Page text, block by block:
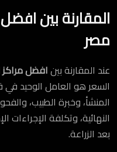
المقارنة بين
مصر
عند المقارنة بينافضل مراكز
السعر هو العامل الوحيد في
المنشأ، وخبرة الطبيب،
النهائية، وتكلفة الإجراءات
بعد الزراعة.